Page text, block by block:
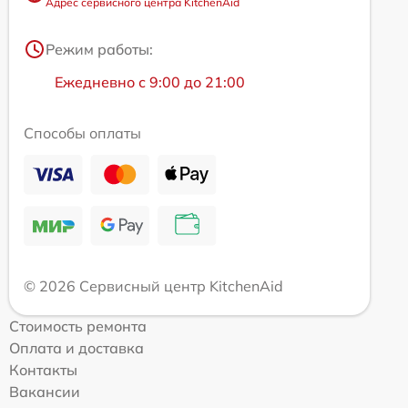
Режим работы:
Ежедневно с 9:00 до 21:00
Способы оплаты
© 2026 Сервисный центр KitchenAid
Стоимость ремонта
Оплата и доставка
Контакты
Вакансии